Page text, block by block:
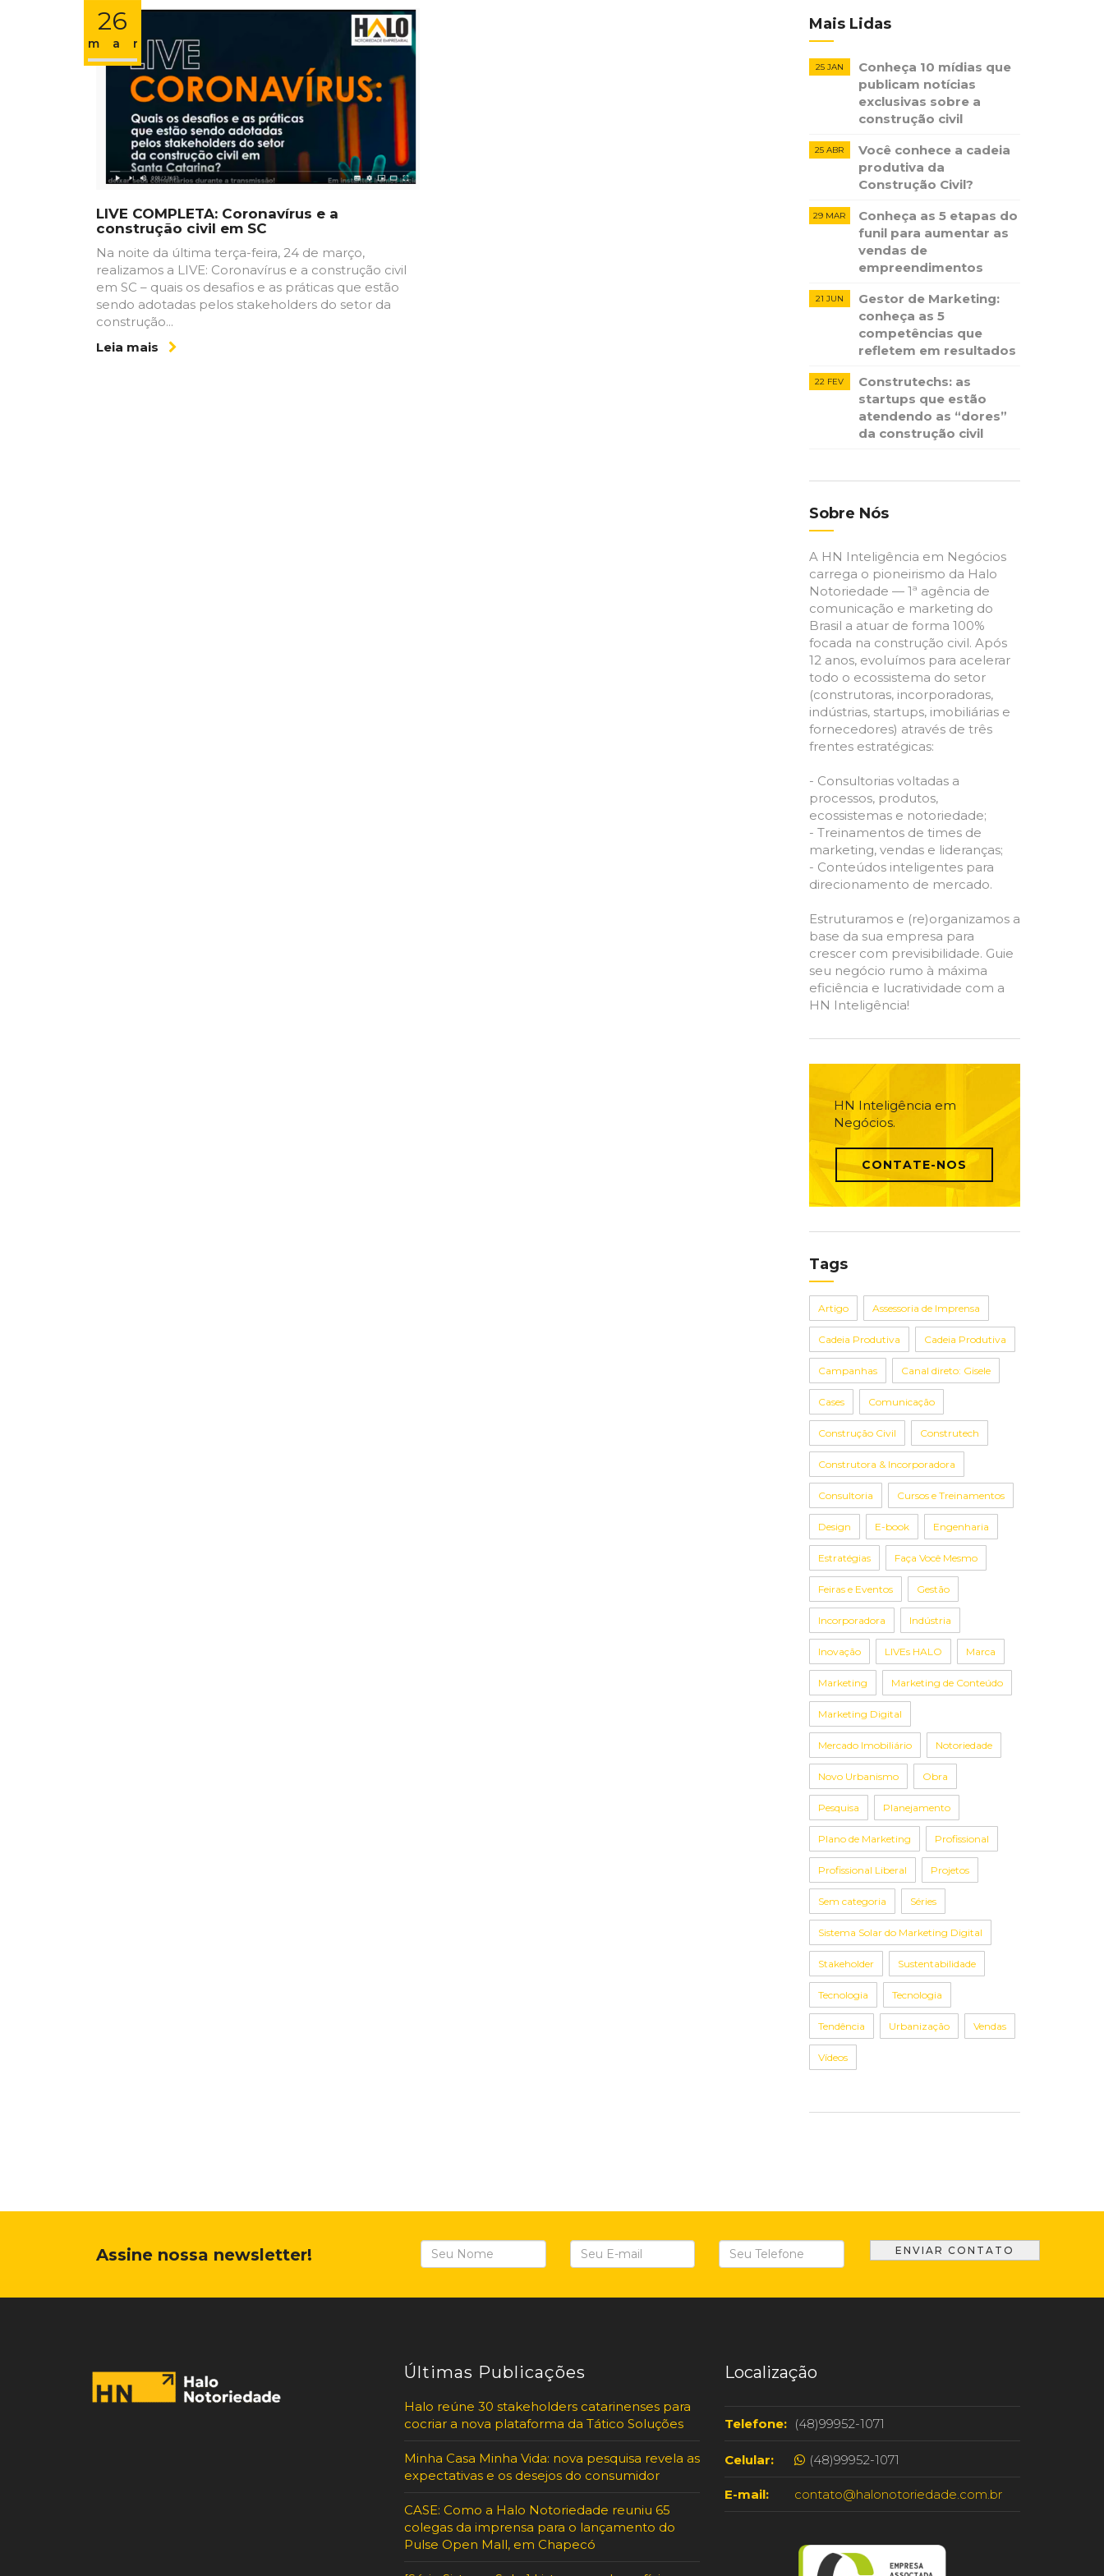
26
mar
LIVE COMPLETA: Coronavírus e a
construção civil em SC
Na noite da última terça-feira, 24 de março,
realizamos a LIVE: Coronavírus e a construção civil
em SC – quais os desafios e as práticas que estão
sendo adotadas pelos stakeholders do setor da
construção...
Leia mais
Mais Lidas
25 JAN
Conheça 10 mídias que
publicam notícias ​
exclusivas sobre​ ​a
construção​ ​civil
25 ABR
Você conhece a cadeia
produtiva da
Construção Civil?
29 MAR
Conheça as 5 etapas do
funil para aumentar as
vendas de
empreendimentos
21 JUN
Gestor de Marketing:
conheça as 5
competências que
refletem em resultados
22 FEV
Construtechs: as
startups que estão
atendendo as “dores”
da construção civil
Sobre Nós
A HN Inteligência em Negócios
carrega o pioneirismo da Halo
Notoriedade — 1ª agência de
comunicação e marketing do
Brasil a atuar de forma 100%
focada na construção civil. Após
12 anos, evoluímos para acelerar
todo o ecossistema do setor
(construtoras, incorporadoras,
indústrias, startups, imobiliárias e
fornecedores) através de três
frentes estratégicas:
- Consultorias voltadas a
processos, produtos,
ecossistemas e notoriedade;
- Treinamentos de times de
marketing, vendas e lideranças;
- Conteúdos inteligentes para
direcionamento de mercado.
Estruturamos e (re)organizamos a
base da sua empresa para
crescer com previsibilidade. Guie
seu negócio rumo à máxima
eficiência e lucratividade com a
HN Inteligência!
HN Inteligência em
Negócios.
CONTATE-NOS
Tags
Artigo Assessoria de Imprensa
Cadeia Produtiva Cadeia Produtiva
Campanhas Canal direto: Gisele
Cases Comunicação
Construção Civil Construtech
Construtora & Incorporadora
Consultoria Cursos e Treinamentos
Design E-book Engenharia
Estratégias Faça Você Mesmo
Feiras e Eventos Gestão
Incorporadora Indústria
Inovação LIVEs HALO Marca
Marketing Marketing de Conteúdo
Marketing Digital
Mercado Imobiliário Notoriedade
Novo Urbanismo Obra
Pesquisa Planejamento
Plano de Marketing Profissional
Profissional Liberal Projetos
Sem categoria Séries
Sistema Solar do Marketing Digital
Stakeholder Sustentabilidade
Tecnologia Tecnologia
Tendência Urbanização Vendas
Vídeos
Assine nossa newsletter!
Últimas Publicações
Halo reúne 30 stakeholders catarinenses para
cocriar a nova plataforma da Tático Soluções
Minha Casa Minha Vida: nova pesquisa revela as
expectativas e os desejos do consumidor
CASE: Como a Halo Notoriedade reuniu 65
colegas da imprensa para o lançamento do
Pulse Open Mall, em Chapecó
Localização
Telefone: (48)99952-1071
Celular: (48)99952-1071
E-mail: contato@halonotoriedade.com.br